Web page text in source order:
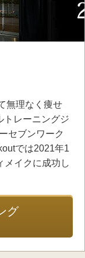
無理なく痩せ
トレーニングジ
セブンワーク
では2021年1
メイクに成功し
グ